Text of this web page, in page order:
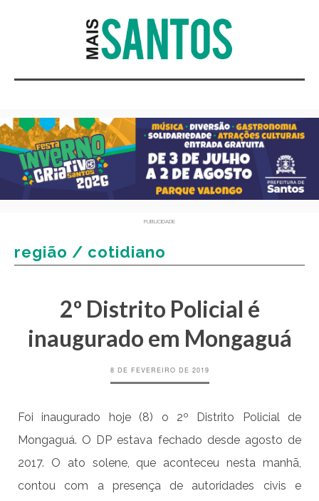
PUBLICIDADE
região / cotidiano
2º Distrito Policial é
inaugurado em Mongaguá
8 DE FEVEREIRO DE 2019
Foi inaugurado hoje (8) o 2º Distrito Policial de
Mongaguá. O DP estava fechado desde agosto de
2017. O ato solene, que aconteceu nesta manhã,
contou com a presença de autoridades civis e